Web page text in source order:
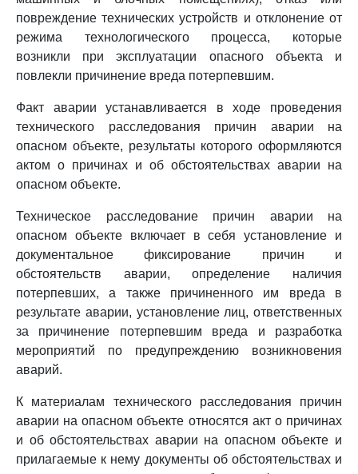
повреждение технических устройств и отклонение от
режима технологического процесса, которые
возникли при эксплуатации опасного объекта и
повлекли причинение вреда потерпевшим.
Факт аварии устанавливается в ходе проведения
технического расследования причин аварии на
опасном объекте, результаты которого оформляются
актом о причинах и об обстоятельствах аварии на
опасном объекте.
Техническое расследование причин аварии на
опасном объекте включает в себя установление и
документальное фиксирование причин и
обстоятельств аварии, определение наличия
потерпевших, а также причиненного им вреда в
результате аварии, установление лиц, ответственных
за причинение потерпевшим вреда и разработка
мероприятий по предупреждению возникновения
аварий.
К материалам технического расследования причин
аварии на опасном объекте относятся акт о причинах
и об обстоятельствах аварии на опасном объекте и
прилагаемые к нему документы об обстоятельствах и